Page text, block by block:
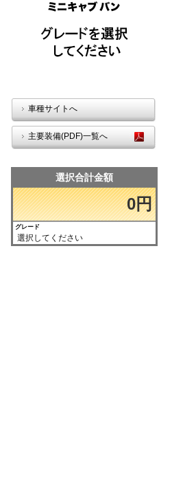
車種サイトへ
主要装備(PDF)一覧へ
選択合計金額
0円
グレード
選択してください